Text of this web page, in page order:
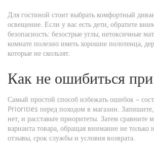
Для гостиной стоит выбрать комфортный
освещение. Если у вас есть дети, обратите
безопасность: безострые углы, нетоксичные
комнате полезно иметь хорошие полотенца,
которые не скользят.
Как не ошибиться
Самый простой способ избежать ошибок –
Priorities перед походом в магазин. Запишите,
нет, и расставьте приоритеты. Затем
варианта товара, обращая внимание не только
отзывы, срок службы и условия возврата.